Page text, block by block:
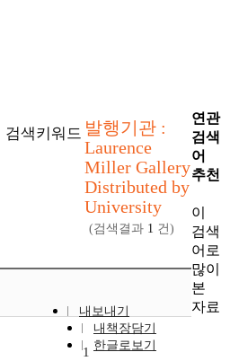
검색키워드 발행기관 :
Laurence
Miller Gallery
Distributed by
University
(검색결과 1 건)
내보내기
내책장담기
한글로보기
1
연관
검색
어
추천
이
검색
어로
많이
본
자료